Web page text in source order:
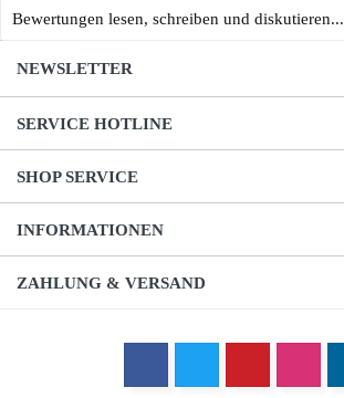
Bewertungen lesen, schreiben und diskutieren...
NEWSLETTER
SERVICE HOTLINE
SHOP SERVICE
INFORMATIONEN
ZAHLUNG & VERSAND